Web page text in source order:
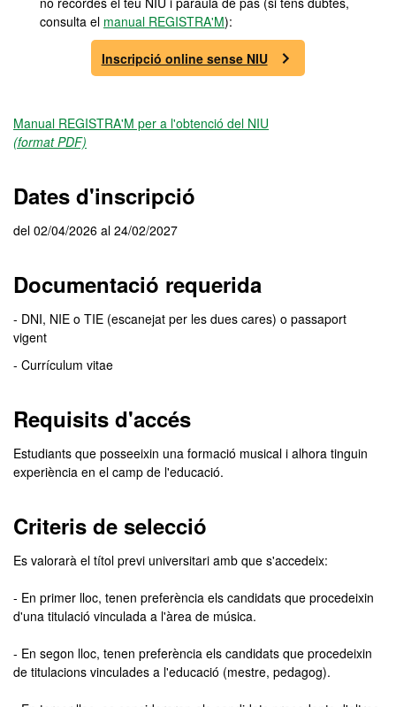
consulta el manual REGISTRA'M):
Inscripció online sense NIU
Manual REGISTRA'M per a l'obtenció del NIU
(format PDF)
Dates d'inscripció
del 02/04/2026 al 24/02/2027
Documentació requerida
- DNI, NIE o TIE (escanejat per les dues cares) o passaport
vigent
- Currículum vitae
Requisits d'accés
Estudiants que posseeixin una formació musical i alhora tinguin
experiència en el camp de l'educació.
Criteris de selecció
Es valorarà el títol previ universitari amb que s'accedeix:
- En primer lloc, tenen preferència els candidats que procedeixin
d'una titulació vinculada a l'àrea de música.
- En segon lloc, tenen preferència els candidats que procedeixin
de titulacions vinculades a l'educació (mestre, pedagog).